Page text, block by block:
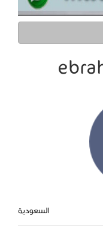
السعودية